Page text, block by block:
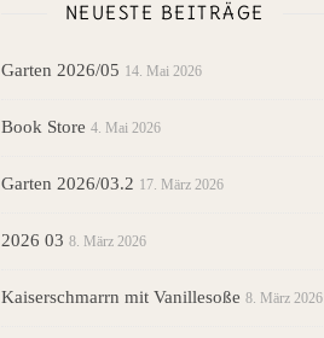
NEUESTE BEITRÄGE
Garten 2026/05 14. Mai 2026
Book Store 4. Mai 2026
Garten 2026/03.2 17. März 2026
2026 03 8. März 2026
Kaiserschmarrn mit Vanillesoße 8. März 2026